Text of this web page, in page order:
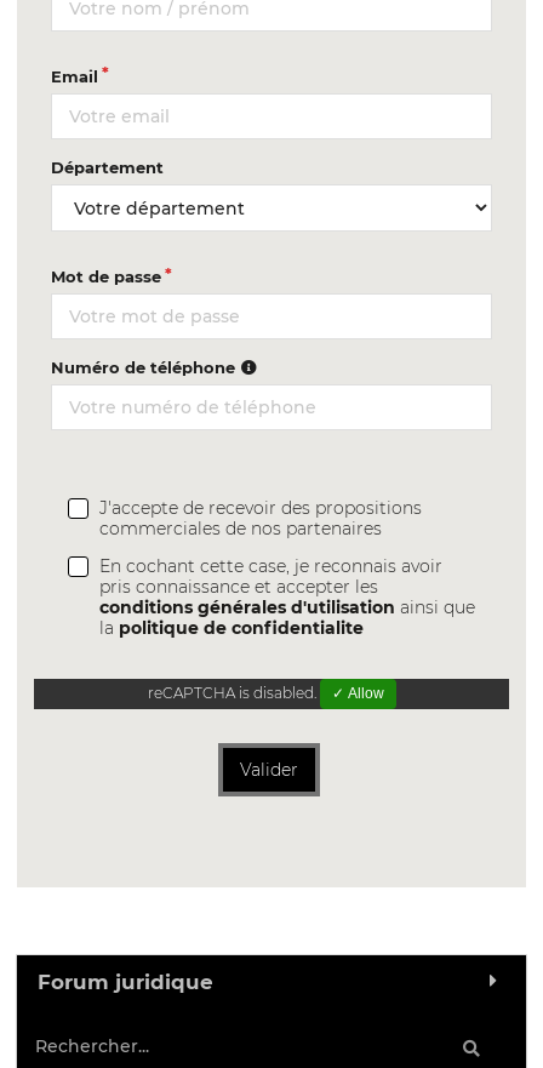
Email
Département
Mot de passe
Numéro de téléphone
J'accepte de recevoir des propositions
commerciales de nos partenaires
En cochant cette case, je reconnais avoir
pris connaissance et accepter les
conditions générales d'utilisation ainsi que
la politique de confidentialite
reCAPTCHA is disabled. ✓ Allow
Valider
Forum juridique